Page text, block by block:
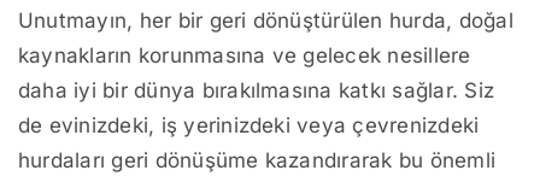
Unutmayın, her bir geri dönüştürülen hurda, doğal
kaynakların korunmasına ve gelecek nesillere
daha iyi bir dünya bırakılmasına katkı sağlar. Siz
de evinizdeki, iş yerinizdeki veya çevrenizdeki
hurdaları geri dönüşüme kazandırarak bu önemli